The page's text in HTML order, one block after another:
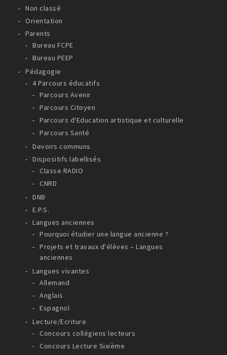
Non classé
Orientation
Parents
Bureau FCPE
Bureau PEEP
Pédagogie
4 Parcours éducatifs
Parcours Avenir
Parcours Citoyen
Parcours d'Education artistique et culturelle
Parcours Santé
Devoirs communs
Dispositifs labellisés
Classe RADIO
CNRD
DNB
E.P.S.
Langues anciennes
Pourquoi étudier une langue ancienne ?
Projets et travaux d'élèves – Langues
anciennes
Langues vivantes
Allemand
Anglais
Espagnol
Lecture/Ecriture
Concours collégiens lecteurs
Concours Lecture Sixième